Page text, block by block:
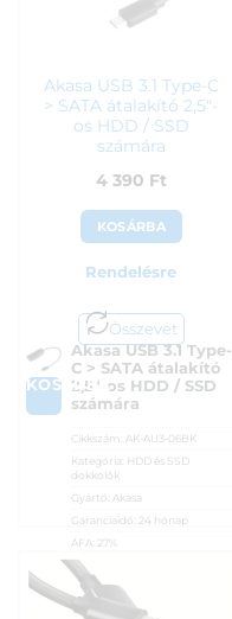
Akasa USB 3.1 Type-C
> SATA átalakító 2,5″-
os HDD / SSD
számára
4 390 Ft
KOSÁRBA
Rendelésre
Összevet
KOSÁRBA
Akasa USB 3.1 Type-
C > SATA átalakító
2,5″-os HDD / SSD
számára
Cikkszám: AK-AU3-06BK
Kategória: HDD és SSD
dokkolók
Gyártó: Akasa
Garanciaidő:
24 hónap
ÁFA:
27%
Azonosító:
4 390